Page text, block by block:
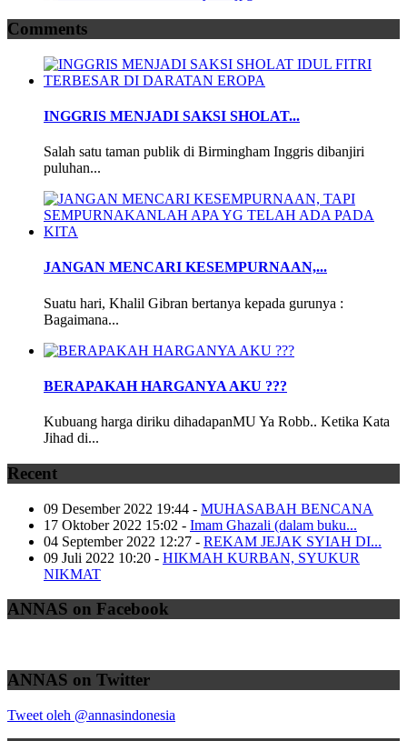
Comments
INGGRIS MENJADI SAKSI SHOLAT...
Salah satu taman publik di Birmingham Inggris dibanjiri
puluhan...
JANGAN MENCARI KESEMPURNAAN,...
Suatu hari, Khalil Gibran bertanya kepada gurunya :
Bagaimana...
BERAPAKAH HARGANYA AKU ???
Kubuang harga diriku dihadapanMU Ya Robb.. Ketika Kata
Jihad di...
Recent
09 Desember 2022 19:44 - MUHASABAH BENCANA
17 Oktober 2022 15:02 - Imam Ghazali (dalam buku...
04 September 2022 12:27 - REKAM JEJAK SYIAH DI...
09 Juli 2022 10:20 - HIKMAH KURBAN, SYUKUR
NIKMAT
ANNAS on Facebook
ANNAS on Twitter
Tweet oleh @annasindonesia